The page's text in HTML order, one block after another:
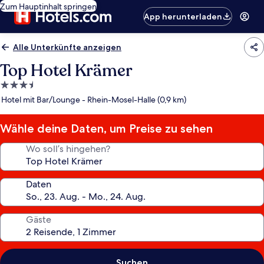
Zum Hauptinhalt springen
App herunterladen
Alle Unterkünfte anzeigen
Top Hotel Krämer
3.5-
Sterne-
Hotel mit Bar/Lounge - Rhein-Mosel-Halle (0,9 km)
Wähle deine Daten, um Preise zu sehen
Wo soll’s hingehen?
Daten
Gäste